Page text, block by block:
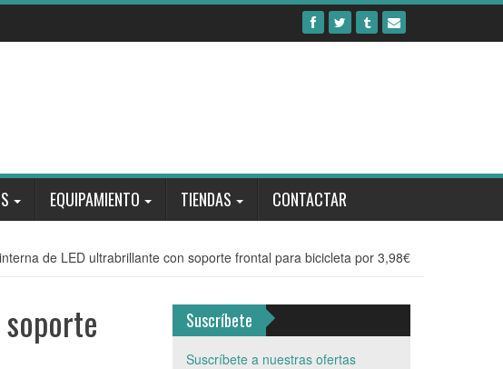
EQUIPAMIENTO TIENDAS CONTACTAR
de LED ultrabrillante con soporte frontal para bicicleta por 3,98€
Suscríbete
Suscríbete a nuestras ofertas